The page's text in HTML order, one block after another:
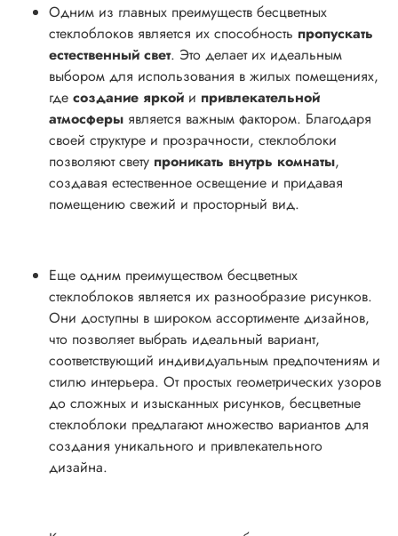
Одним из главных преимуществ бесцветных
стеклоблоков является их способность пропускать
естественный свет. Это делает их идеальным
выбором для использования в жилых помещениях,
где создание яркой и привлекательной
атмосферы является важным фактором. Благодаря
своей структуре и прозрачности, стеклоблоки
позволяют свету проникать внутрь комнаты,
создавая естественное освещение и придавая
помещению свежий и просторный вид.
Еще одним преимуществом бесцветных
стеклоблоков является их разнообразие рисунков.
Они доступны в широком ассортименте дизайнов,
что позволяет выбрать идеальный вариант,
соответствующий индивидуальным предпочтениям и
стилю интерьера. От простых геометрических узоров
до сложных и изысканных рисунков, бесцветные
стеклоблоки предлагают множество вариантов для
создания уникального и привлекательного
дизайна.